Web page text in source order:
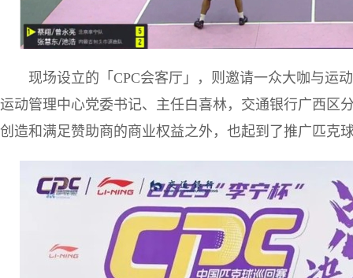
现场设立的「CPC会客厅」，则邀请一众大咖与运
运动管理中心党委书记、主任白喜林，交通银行广西区
创造和满足赞助商的商业权益之外，也起到了推广匹克